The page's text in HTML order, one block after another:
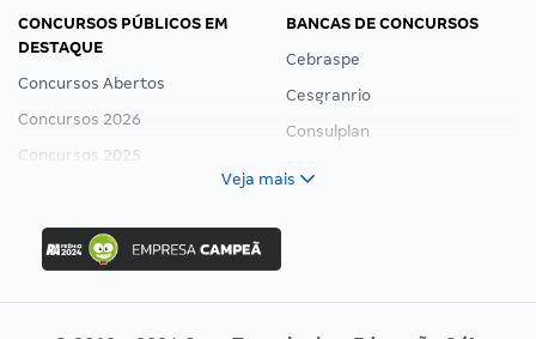
CONCURSOS PÚBLICOS EM
DESTAQUE
Concursos Abertos
Concursos 2026
Concursos 2025
Concurso Ibama
Concurso MPU
Editais publicados
BANCAS DE CONCURSOS
Cebraspe
Cesgranrio
Consulplan
Veja mais